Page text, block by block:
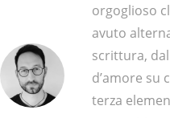
orgoglioso
avuto
scrittura,
d’amore su
terza